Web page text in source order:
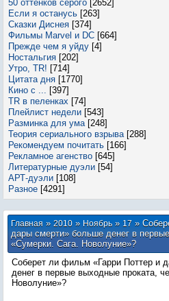
50 оттенков серого [2652]
Если я останусь [263]
Сказки Диснея [374]
Фильмы Marvel и DC [664]
Прежде чем я уйду [4]
Ностальгия [202]
Утро, TR! [714]
Цитата дня [1770]
Кино с ... [397]
TR в пеленках [74]
Плейлист недели [543]
Разминка для ума [248]
Теория сериального взрыва [288]
Рекомендуем почитать [166]
Рекламное агенство [645]
Литературные дуэли [54]
АРТ-дуэли [108]
Разное [4291]
Главная » 2010 » Ноябрь » 17 »
дары смерти» больше денег в
«Сумерки. Сага. Новолуние»?
Соберет ли фильм «Гарри Поттер и
денег в первые выходные проката,
Новолуние»?